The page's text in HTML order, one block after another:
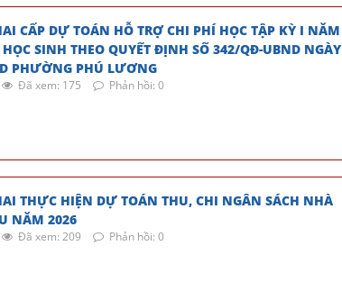
CẤP DỰ TOÁN HỖ TRỢ CHI PHÍ HỌC TẬP KỲ I NĂM
HỌC SINH THEO QUYẾT ĐỊNH SỐ 342/QĐ-UBND NGÀY
PHƯỜNG PHÚ LƯƠNG
Đã xem: 175 Phản hồi: 0
THỰC HIỆN DỰ TOÁN THU, CHI NGÂN SÁCH NHÀ
NĂM 2026
Đã xem: 209 Phản hồi: 0